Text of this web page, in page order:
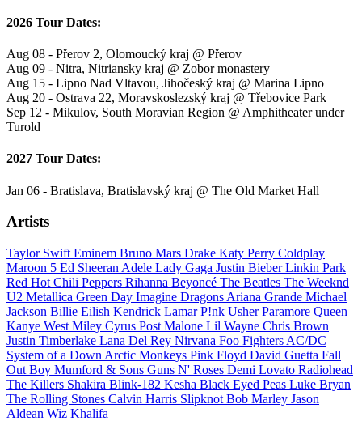
2026 Tour Dates:
Aug 08 - Přerov 2, Olomoucký kraj @ Přerov
Aug 09 - Nitra, Nitriansky kraj @ Zobor monastery
Aug 15 - Lipno Nad Vltavou, Jihočeský kraj @ Marina Lipno
Aug 20 - Ostrava 22, Moravskoslezský kraj @ Třebovice Park
Sep 12 - Mikulov, South Moravian Region @ Amphitheater under
Turold
2027 Tour Dates:
Jan 06 - Bratislava, Bratislavský kraj @ The Old Market Hall
Artists
Taylor Swift Eminem Bruno Mars Drake Katy Perry Coldplay
Maroon 5 Ed Sheeran Adele Lady Gaga Justin BieberLinkin Park
Red Hot Chili Peppers Rihanna Beyoncé The Beatles The Weeknd
U2 Metallica Green Day Imagine Dragons Ariana Grande Michael
Jackson Billie Eilish Kendrick LamarP!nk UsherParamore Queen
Kanye West Miley Cyrus Post Malone Lil Wayne Chris Brown
Justin Timberlake Lana Del Rey Nirvana Foo Fighters AC/DC
System of a Down Arctic Monkeys Pink Floyd David Guetta Fall
Out Boy Mumford & Sons Guns N' Roses Demi Lovato Radiohead
The Killers Shakira Blink-182 Kesha Black Eyed Peas Luke Bryan
The Rolling Stones Calvin Harris Slipknot Bob Marley Jason
Aldean Wiz Khalifa